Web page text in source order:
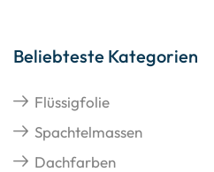
Beliebteste Kategorien
Flüssigfolie
Spachtelmassen
Dachfarben